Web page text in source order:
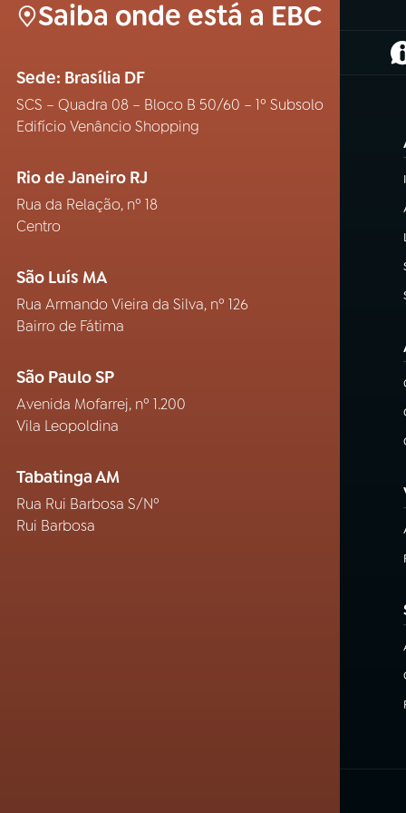
Saiba onde está a EBC
Sede: Brasília DF
SCS – Quadra 08 – Bloco B 50/60 – 1º Subsolo
Edifício Venâncio Shopping
Rio de Janeiro RJ
Rua da Relação, nº 18
Centro
São Luís MA
Rua Armando Vieira da Silva, nº 126
Bairro de Fátima
São Paulo SP
Avenida Mofarrej, nº 1.200
Vila Leopoldina
Tabatinga AM
Rua Rui Barbosa S/Nº
Rui Barbosa